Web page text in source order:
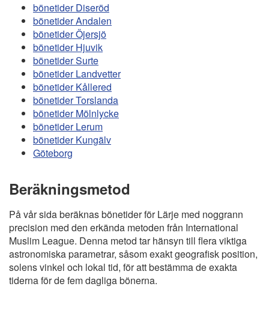
bönetider Diseröd
bönetider Andalen
bönetider Öjersjö
bönetider Hjuvik
bönetider Surte
bönetider Landvetter
bönetider Kållered
bönetider Torslanda
bönetider Mölnlycke
bönetider Lerum
bönetider Kungälv
Göteborg
Beräkningsmetod
På vår sida beräknas bönetider för Lärje med noggrann
precision med den erkända metoden från International
Muslim League. Denna metod tar hänsyn till flera viktiga
astronomiska parametrar, såsom exakt geografisk position,
solens vinkel och lokal tid, för att bestämma de exakta
tiderna för de fem dagliga bönerna.